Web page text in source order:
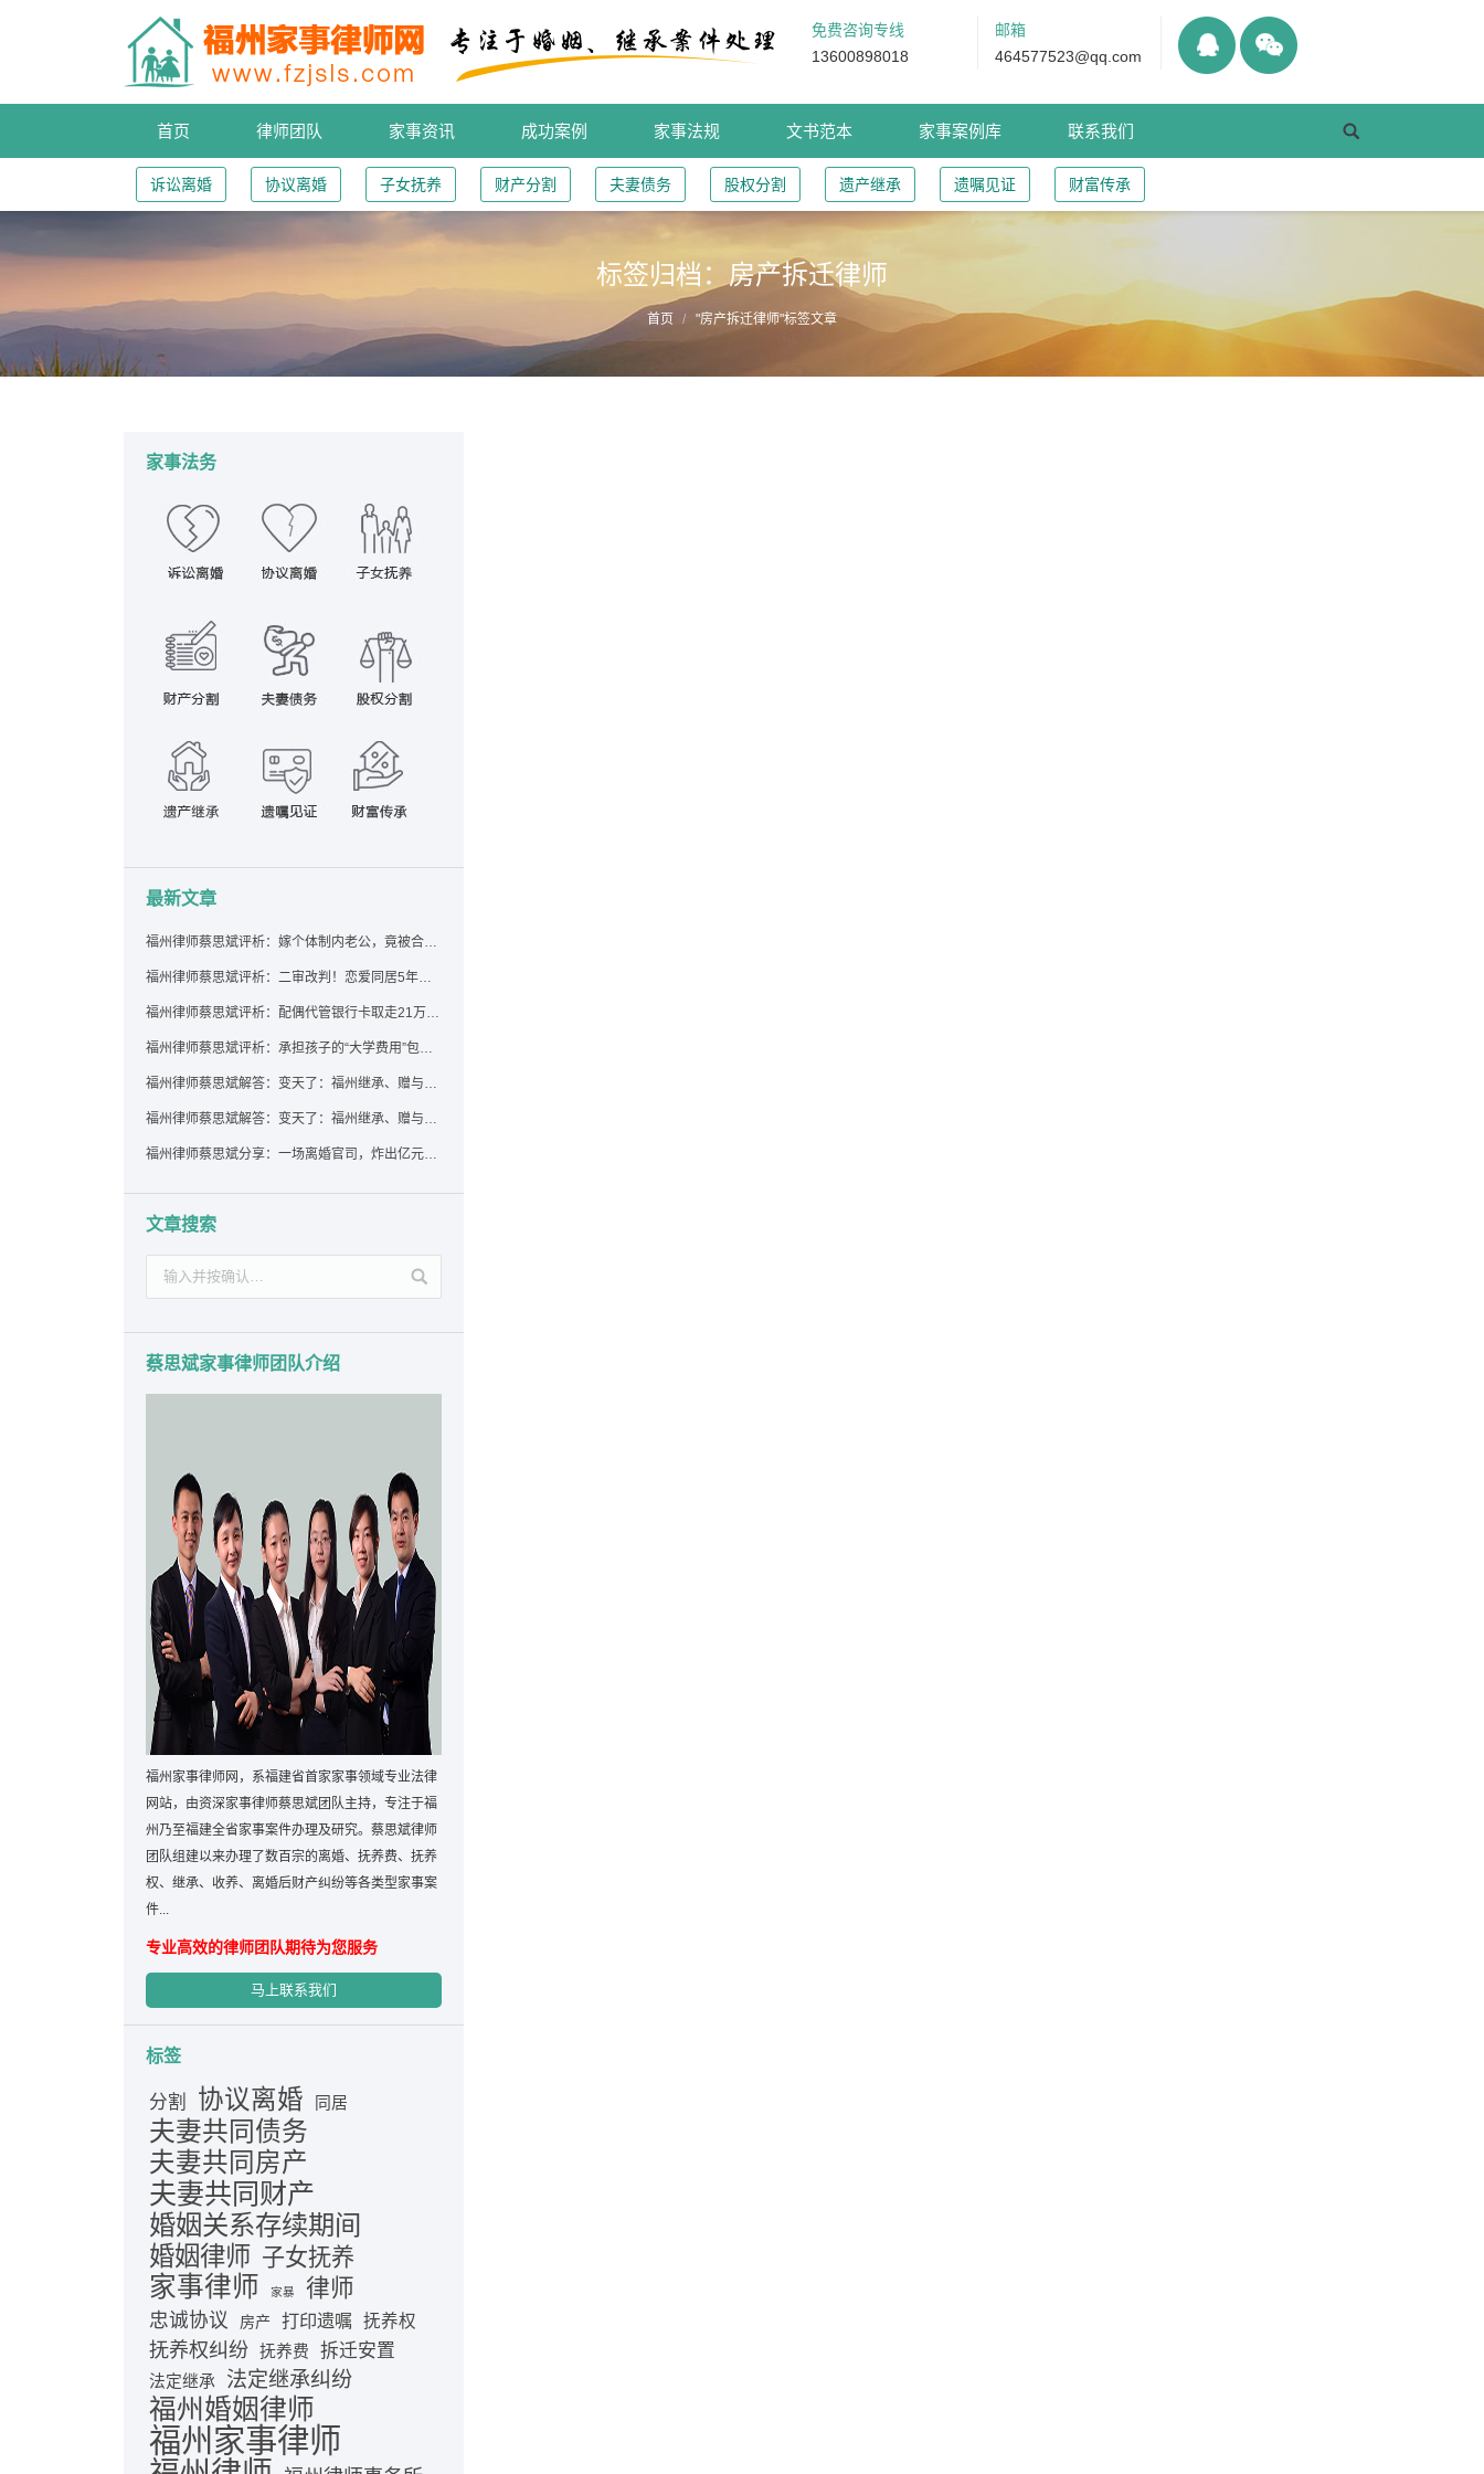
免费咨询专线
13600898018
邮箱
464577523@qq.com
首页 律师团队 家事资讯 成功案例 家事法规 文书范本 家事案例库 联系我们
诉讼离婚 协议离婚 子女抚养 财产分割 夫妻债务 股权分割 遗产继承 遗嘱见证 财富传承
标签归档： 房产拆迁律师
首页 "房产拆迁律师"标签文章
家事法务
最新文章
福州律师蔡思斌评析：嫁个体制内老公，竟被合伙设局背上近百万债务，婚前不查征信真要命！
福州律师蔡思斌评析：二审改判！恋爱同居5年为女友买车，分手后能要回吗？
福州律师蔡思斌评析：配偶代管银行卡取走21万，离婚后这笔钱还要得回来吗？
福州律师蔡思斌评析：承担孩子的“大学费用”包括高额留学费用吗？
福州律师蔡思斌解答：变天了：福州继承、赠与房产转让要收20%个税？福州国税官方回复来了！
福州律师蔡思斌解答：变天了：福州继承、赠与房产转让要收20%个税？福州国税官方回答来了！
福州律师蔡思斌分享：一场离婚官司，炸出亿元“糊涂账”：本想分割家产，结果“自爆”了家底
文章搜索
蔡思斌家事律师团队介绍
福州家事律师网，系福建省首家家事领域专业法律
网站，由资深家事律师蔡思斌团队主持，专注于福
州乃至福建全省家事案件办理及研究。蔡思斌律师
团队组建以来办理了数百宗的离婚、抚养费、抚养
权、继承、收养、离婚后财产纠纷等各类型家事案
件...
专业高效的律师团队期待为您服务
马上联系我们
标签
分割 协议离婚 同居
夫妻共同债务
夫妻共同房产
夫妻共同财产
婚姻关系存续期间
婚姻律师 子女抚养
家事律师 家暴 律师
忠诚协议 房产 打印遗嘱 抚养权
抚养权纠纷 抚养费 拆迁安置
法定继承 法定继承纠纷
福州婚姻律师
福州家事律师